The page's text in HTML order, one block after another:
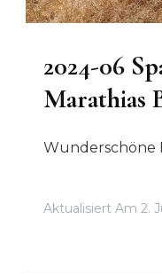
2024-06
Marathias
Wunderschöne
Aktualisiert Am 2.